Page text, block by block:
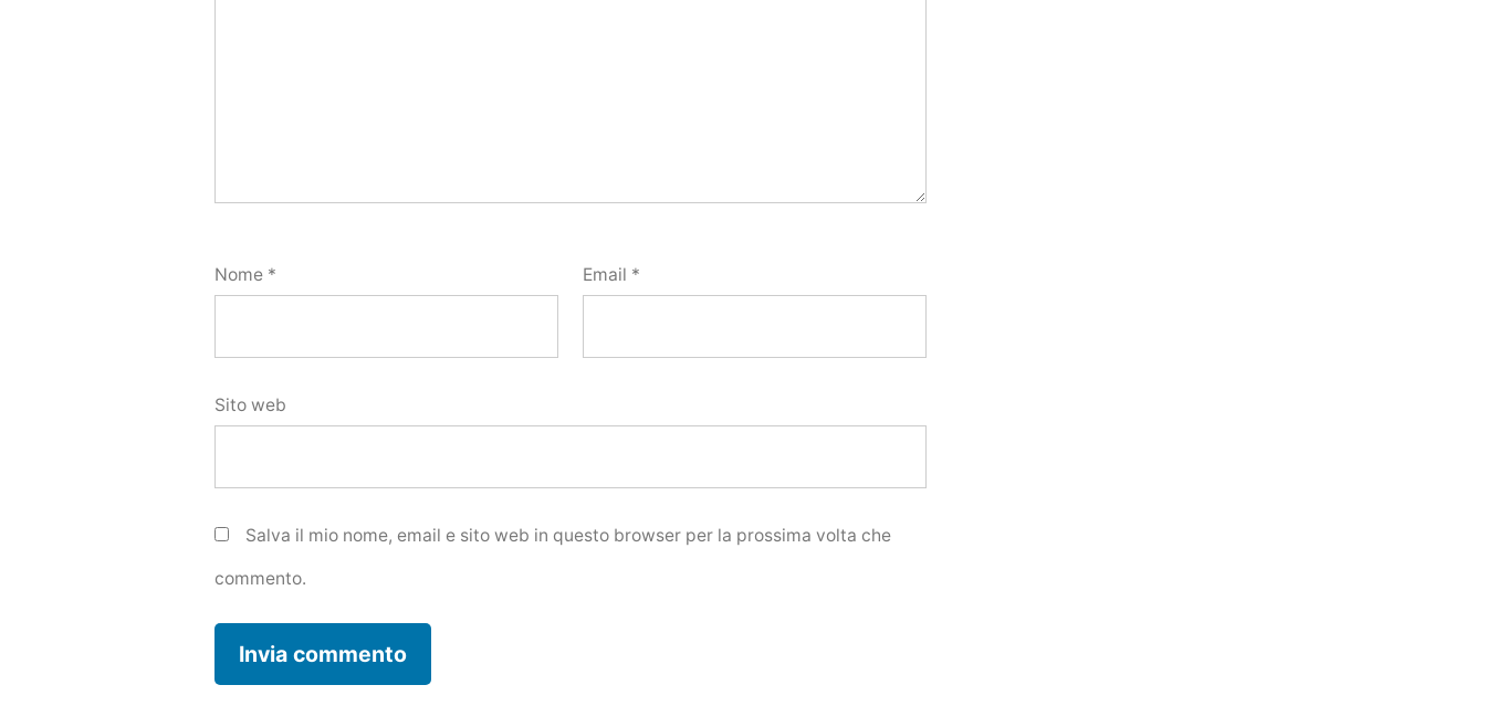
Nome * Email *
Sito web
Salva il mio nome, email e sito web in questo browser per la prossima volta che
commento.